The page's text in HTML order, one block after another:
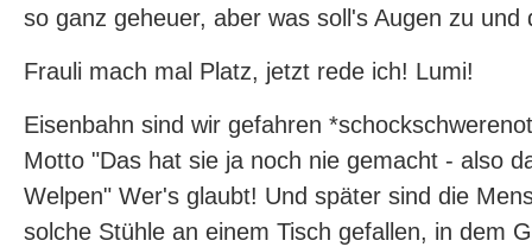
so ganz geheuer, aber was soll's Augen zu und
Frauli mach mal Platz, jetzt rede ich! Lumi!
Eisenbahn sind wir gefahren
Motto "Das hat sie ja noch nie gemacht - also
Welpen" Wer's glaubt! Und später sind die
solche Stühle an einem Tisch gefallen, in dem